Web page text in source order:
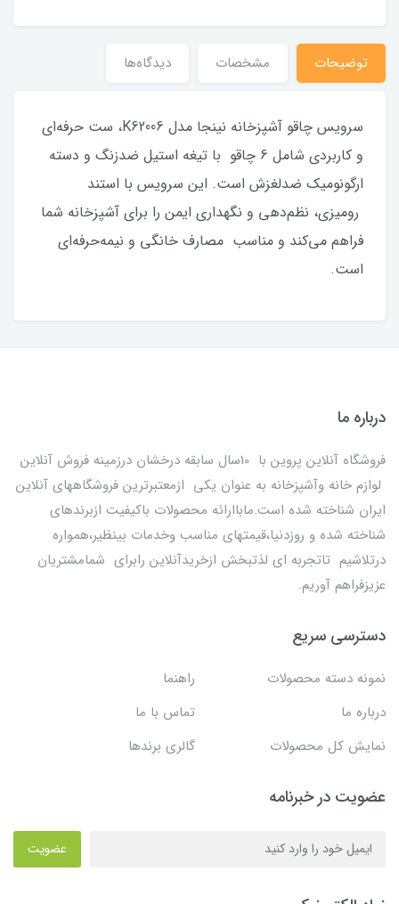
توضیحات مشخصات دیدگاه‌ها
سرویس چاقو آشپزخانه نینجا مدل K62006، ست حرفه‌ای
و کاربردی شامل 6 چاقو با تیغه استیل ضدزنگ و دسته
ارگونومیک ضدلغزش است. این سرویس با استند
رومیزی، نظم‌دهی و نگهداری ایمن را برای آشپزخانه شما
فراهم می‌کند و مناسب مصارف خانگی و نیمه‌حرفه‌ای
است.
درباره ما
فروشگاه آنلاین پروین با 10سال سابقه درخشان درزمینه فروش آنلاین
لوازم خانه وآشپزخانه به عنوان یکی ازمعتبرترین فروشگاههای آنلاین
ایران شناخته شده است.ماباارائه محصولات باکیفیت ازبرندهای
شناخته شده و روزدنیا،قیمتهای مناسب وخدمات بینظیر،همواره
درتلاشیم تاتجربه ای لذتبخش ازخریدآنلاین رابرای شمامشتریان
عزیزفراهم آوریم.
دسترسی سریع
نمونه دسته محصولات
راهنما
درباره ما
تماس با ما
نمایش کل محصولات
گالری برندها
عضویت در خبرنامه
عضویت